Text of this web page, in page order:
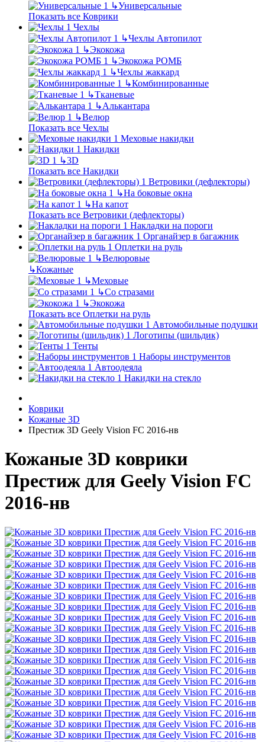
↳Универсальные
Показать все Коврики
Чехлы
↳Чехлы Автопилот
↳Экокожа
↳Экокожа РОМБ
↳Чехлы жаккард
↳Комбинированные
↳Тканевые
↳Алькантара
↳Велюр
Показать все Чехлы
Меховые накидки
Накидки
↳3D
Показать все Накидки
Ветровики (дефлекторы)
↳На боковые окна
↳На капот
Показать все Ветровики (дефлекторы)
Накладки на пороги
Органайзер в багажник
Оплетки на руль
↳Велюровые
↳Кожаные
↳Меховые
↳Со стразами
↳Экокожа
Показать все Оплетки на руль
Автомобильные подушки
Логотипы (шильдик)
Тенты
Наборы инструментов
Автоодеяла
Накидки на стекло
Коврики
Кожаные 3D
Престиж 3D Geely Vision FC 2016-нв
Кожаные 3D коврики
Престиж для Geely Vision FC
2016-нв